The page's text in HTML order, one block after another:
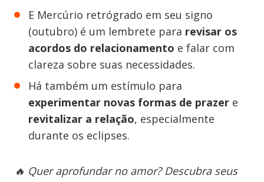
E Mercúrio retrógrado em seu signo
(outubro) é um lembrete para revisar os
acordos do relacionamento e falar com
clareza sobre suas necessidades.
Há também um estímulo para
experimentar novas formas de prazer e
revitalizar a relação, especialmente
durante os eclipses.
🔥 Quer aprofundar no amor? Descubra seus